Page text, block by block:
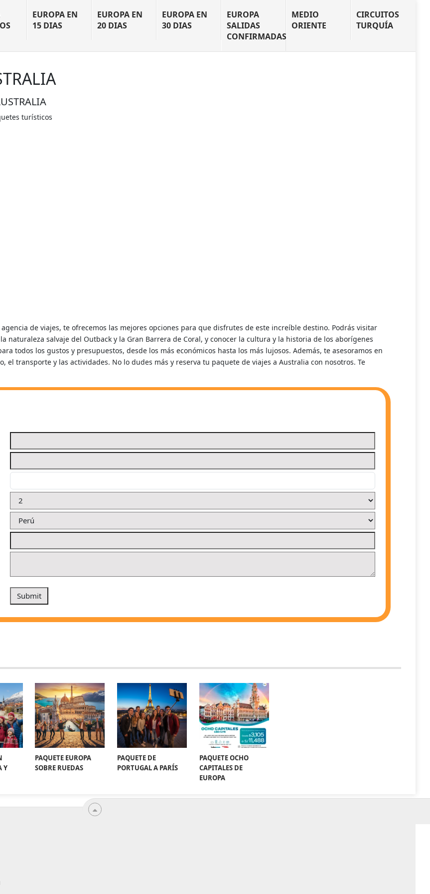
EUROPA EN
15 DIAS
EUROPA EN
20 DIAS
EUROPA EN
30 DIAS
EUROPA
SALIDAS
CONFIRMADAS
MEDIO
ORIENTE
CIRCUITOS
TURQUÍA
turísticos
de viajes, te ofrecemos las mejores opciones para que disfrutes de este increíble destino. Podrás visitar
naturaleza salvaje del Outback y la Gran Barrera de Coral, y conocer la cultura y la historia de los aborígenes
todos los gustos y presupuestos, desde los más económicos hasta los más lujosos. Además, te asesoramos en
el transporte y las actividades. No lo dudes más y reserva tu paquete de viajes a Australia con nosotros. Te
Y
PAQUETE EUROPA
SOBRE RUEDAS
PAQUETE DE
PORTUGAL A PARÍS
PAQUETE OCHO
CAPITALES DE
EUROPA